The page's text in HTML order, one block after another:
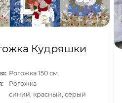
Кудряшки
Рогожка 150 см.
Рогожка
синий, красный, серый